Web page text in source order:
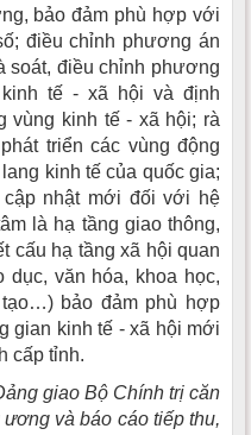
bảo đảm phù hợp với
điều chỉnh phương án
soát, điều chỉnh phương
tế - xã hội và định
vùng kinh tế - xã hội; rà
triển các vùng động
kinh tế của quốc gia;
cập nhật mới đối với hệ
là hạ tầng giao thông,
cấu hạ tầng xã hội quan
dục, văn hóa, khoa học,
bảo đảm phù hợp
gian kinh tế - xã hội mới
cấp tỉnh.
giao Bộ Chính trị căn
và báo cáo tiếp thu,